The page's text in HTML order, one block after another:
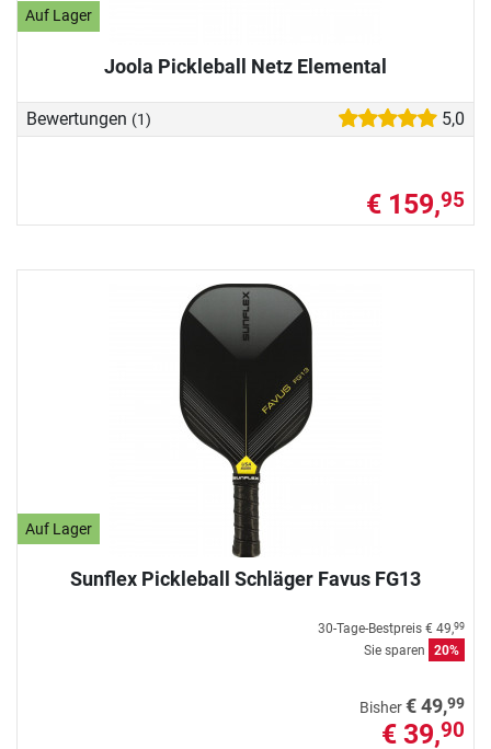
Auf Lager
Joola Pickleball Netz Elemental
Bewertungen (1) 5,0
€ 159,95
Auf Lager
Sunflex Pickleball Schläger Favus FG13
30-Tage-Bestpreis € 49,99
Sie sparen 20%
Bisher€ 49,99
€ 39,90